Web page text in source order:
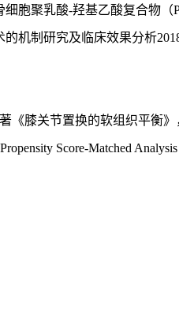
细胞聚乳酸-羟基乙酸复合物（
机制研究及临床效果分析
《膝关节置换的软组织平衡
Score‐Matched Analysis